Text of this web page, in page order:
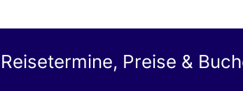
Reisetermine, Preise &